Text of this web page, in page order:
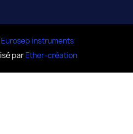
Eurosep instruments
parEther-création